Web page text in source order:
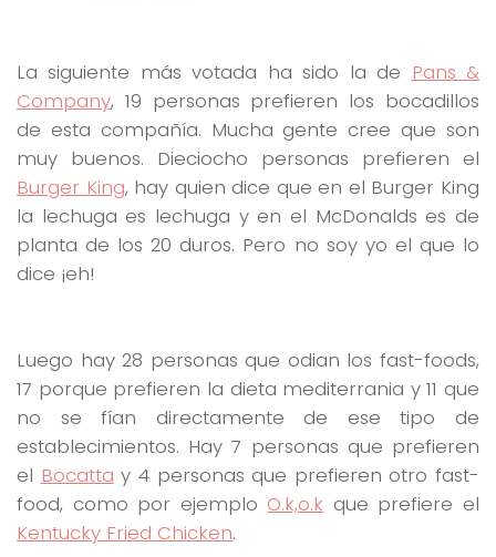
La siguiente más votada ha sido la de Pans &
Company, 19 personas prefieren los bocadillos
de esta compañía. Mucha gente cree que son
muy buenos. Dieciocho personas prefieren el
Burger King, hay quien dice que en el Burger King
la lechuga es lechuga y en el McDonalds es de
planta de los 20 duros. Pero no soy yo el que lo
dice ¡eh!
Luego hay 28 personas que odian los fast-foods,
17 porque prefieren la dieta mediterrania y 11 que
no se fían directamente de ese tipo de
establecimientos. Hay 7 personas que prefieren
el Bocatta y 4 personas que prefieren otro fast-
food, como por ejemplo O.k,o.k que prefiere el
Kentucky Fried Chicken.